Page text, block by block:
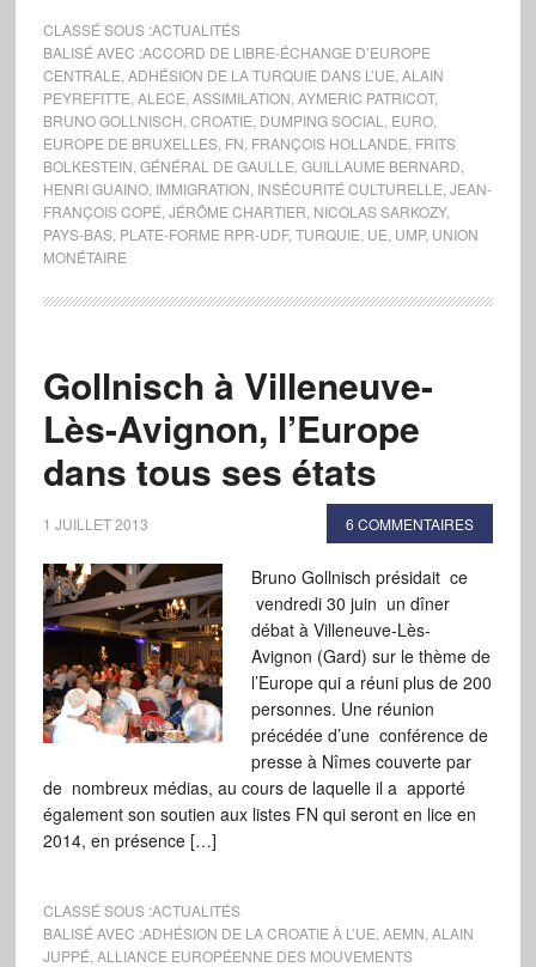
CLASSÉ SOUS :ACTUALITÉS
BALISÉ AVEC :ACCORD DE LIBRE-ÉCHANGE D’EUROPE
CENTRALE ADHÉSION DE LA TURQUIE DANS L’UE ALAIN
PEYREFITTE ALECE ASSIMILATION AYMERIC PATRICOT,
BRUNO GOLLNISCH CROATIE DUMPING SOCIAL EURO,
EUROPE DE BRUXELLES, FN FRANÇOIS HOLLANDE FRITS
BOLKESTEIN GÉNÉRAL DE GAULLE GUILLAUME BERNARD
HENRI GUAINO, IMMIGRATION INSÉCURITÉ CULTURELLE JEAN-
FRANÇOIS COPÉ JÉRÔME CHARTIER NICOLAS SARKOZY,
PAYS-BAS, PLATE-FORME RPR-UDF, TURQUIE UE UMP, UNION
MONÉTAIRE
Gollnisch à Villeneuve-
Lès-Avignon, l’Europe
dans tous ses états
1 JUILLET 2013 6 COMMENTAIRES
Bruno Gollnisch présidait ce
vendredi 30 juin un dîner
débat à Villeneuve-Lès-
Avignon (Gard) sur le thème de
l’Europe qui a réuni plus de 200
personnes. Une réunion
précédée d’une conférence de
presse à Nîmes couverte par
de nombreux médias, au cours de laquelle il a apporté
également son soutien aux listes FN qui seront en lice en
2014, en présence […]
CLASSÉ SOUS :ACTUALITÉS
BALISÉ AVEC :ADHÉSION DE LA CROATIE À L’UE AEMN ALAIN
JUPPÉ ALLIANCE EUROPÉENNE DES MOUVEMENTS